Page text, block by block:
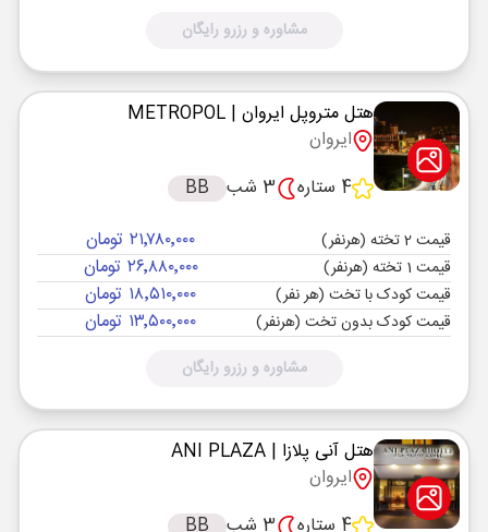
مشاوره و رزرو رایگان
هتل متروپل ایروان | METROPOL
ایروان
4 ستاره
3 شب BB
قیمت 2 تخته (هرنفر) ۲۱٬۷۸۰٬۰۰۰ تومان
قیمت 1 تخته (هرنفر) ۲۶٬۸۸۰٬۰۰۰ تومان
قیمت کودک با تخت (هر نفر) ۱۸٬۵۱۰٬۰۰۰ تومان
قیمت کودک بدون تخت (هرنفر) ۱۳٬۵۰۰٬۰۰۰ تومان
مشاوره و رزرو رایگان
هتل آنی پلازا | ANI PLAZA
ایروان
4 ستاره
3 شب BB